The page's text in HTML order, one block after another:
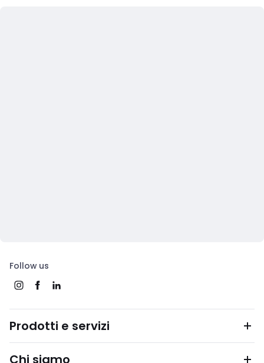
Follow us
Prodotti e servizi
Chi siamo